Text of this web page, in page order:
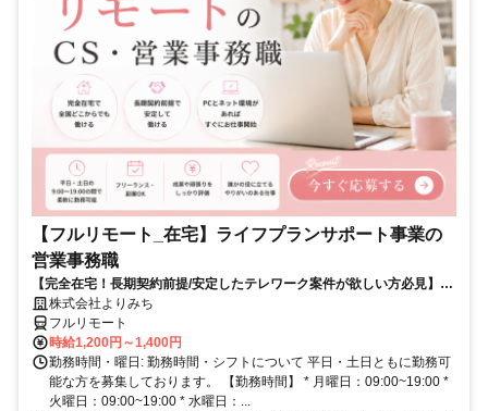
【フルリモート_在宅】ライフプランサポート事業の
営業事務職
【完全在宅！長期契約前提/安定したテレワーク案件が欲しい方必見】｜
リモートのCS・営業事務職
株式会社よりみち
フルリモート
時給1,200円～1,400円
勤務時間・曜日: 勤務時間・シフトについて 平日・土日ともに勤務可
能な方を募集しております。 【勤務時間】 * 月曜日：09:00~19:00 *
火曜日：09:00~19:00 * 水曜日：...